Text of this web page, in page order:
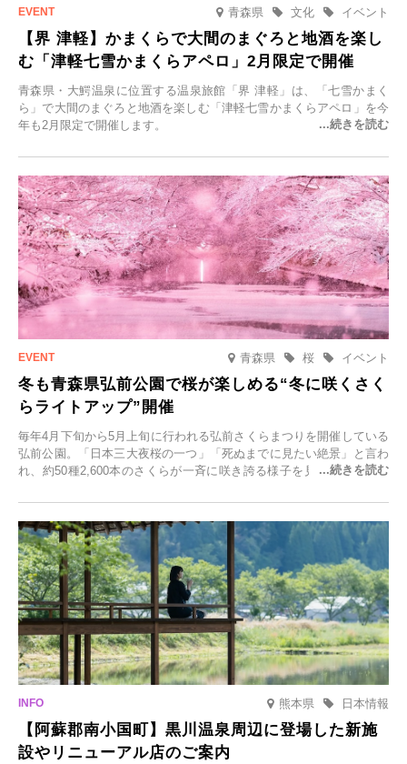
青森県 イベント
文化
【界 津軽】かまくらで大間のまぐろと地酒を楽し
む「津軽七雪かまくらアペロ」2月限定で開催
青森県・大鰐温泉に位置する温泉旅館「界 津軽」は、「七雪かまく
ら」で大間のまぐろと地酒を楽しむ「津軽七雪かまくらアペロ」を今
年も2月限定で開催します。
青森県 イベント
桜
冬も青森県弘前公園で桜が楽しめる“冬に咲くさく
らライトアップ”開催
毎年4月下旬から5月上旬に行われる弘前さくらまつりを開催している
弘前公園。「日本三大夜桜の一つ」「死ぬまでに見たい絶景」と言わ
れ、約50種2,600本のさくらが一斉に咲き誇る様子を見に、世界中か
日(月)～2026年2月28日(土)の期間、「冬に咲くさくらライトアップ」
を開催します。
熊本県 日本情報
【阿蘇郡南小国町】黒川温泉周辺に登場した新施
設やリニューアル店のご案内